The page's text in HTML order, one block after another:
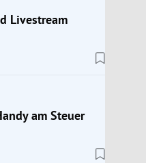
Livestream
am Steuer